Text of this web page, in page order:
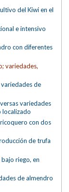
del Kiwi en el
e intensivo
con diferentes
variedades,
de
variedades
localizado
con dos
de trufa
riego, en
de almendro